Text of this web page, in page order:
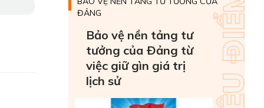
ĐẢNG
Bảo vệ nền tảng tư
tưởng của Ðảng từ
việc giữ gìn giá trị
lịch sử